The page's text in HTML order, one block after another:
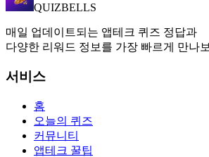
QUIZBELLS
매일 업데이트되는 앱테크 퀴즈 정답과
다양한 리워드 정보를 가장 빠르게 만나
서비스
홈
오늘의 퀴즈
커뮤니티
앱테크 꿀팁